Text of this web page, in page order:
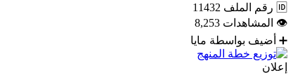
🆔 رقم الملف 11432
👁 المشاهدات 8,253
➕ أضيف بواسطة مايا
إعلان